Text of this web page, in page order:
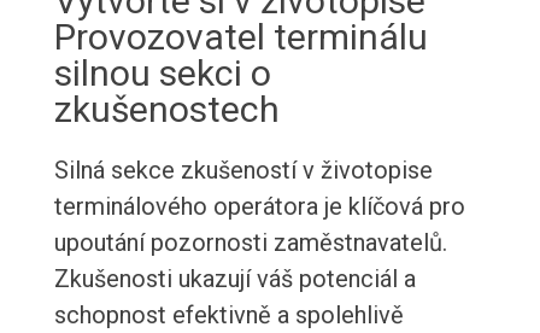
Provozovatel terminálu
silnou sekci o
zkušenostech
Silná sekce zkušeností v životopise
terminálového operátora je klíčová pro
upoutání pozornosti zaměstnavatelů.
Zkušenosti ukazují váš potenciál a
schopnost efektivně a spolehlivě